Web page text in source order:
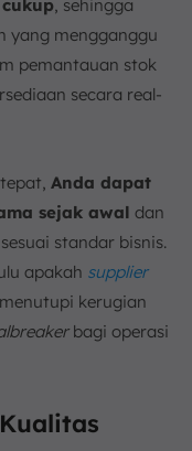
, sehingga
yang mengganggu
pemantauan stok
secara real-
Anda dapat
sejak awal dan
standar bisnis.
apakah supplier
kerugian
bagi operasi